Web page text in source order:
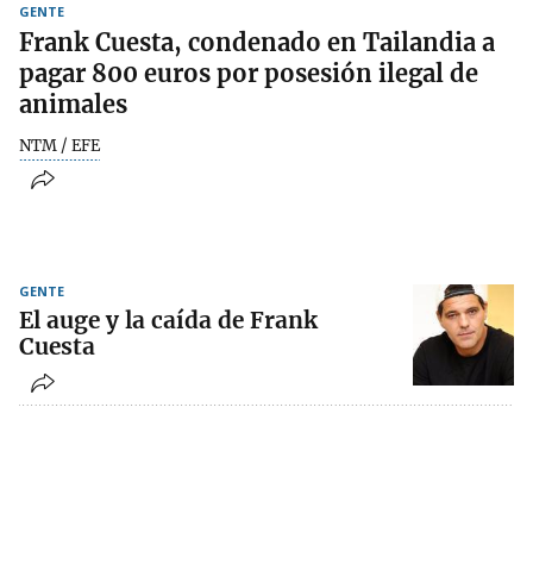
GENTE
Frank Cuesta, condenado en Tailandia a
pagar 800 euros por posesión ilegal de
animales
NTM / EFE
GENTE
El auge y la caída de Frank
Cuesta